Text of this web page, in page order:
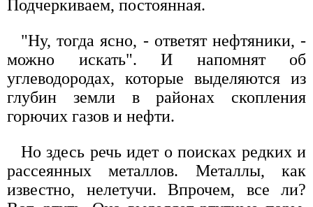
Подчеркиваем, постоянная.
"Ну, тогда ясно, - ответят нефтяники, -
можно искать". И напомнят об
углеводородах, которые выделяются из
глубин земли в районах скопления
горючих газов и нефти.
Но здесь речь идет о поисках редких и
рассеянных металлов. Металлы, как
известно, нелетучи. Впрочем, все ли?